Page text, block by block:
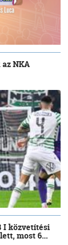
NKA
I közvetítési
most 6...